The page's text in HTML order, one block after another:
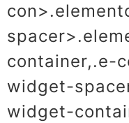
container,.e-
widget-
widget-